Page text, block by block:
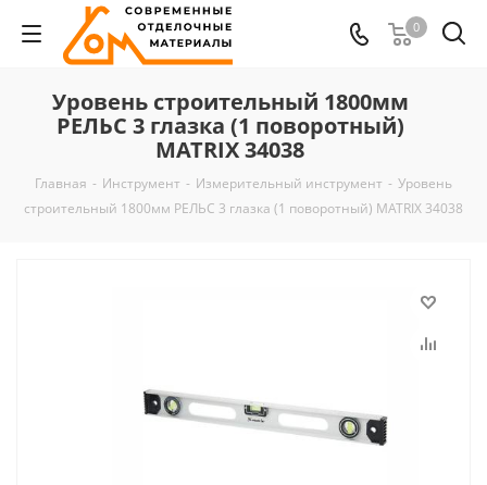
0
Уровень строительный 1800мм
РЕЛЬС 3 глазка (1 поворотный)
MATRIX 34038
Главная - Инструмент - Измерительный инструмент - Уровень
строительный 1800мм РЕЛЬС 3 глазка (1 поворотный) MATRIX 34038